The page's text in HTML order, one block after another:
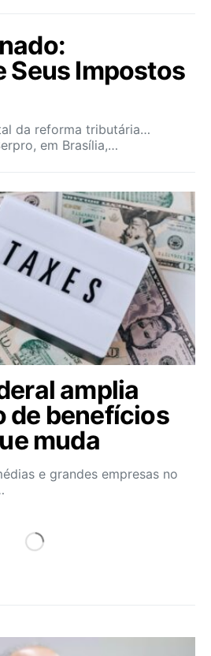
Seus Impostos
da reforma tributária…
em Brasília,…
amplia
de benefícios
muda
e grandes empresas no